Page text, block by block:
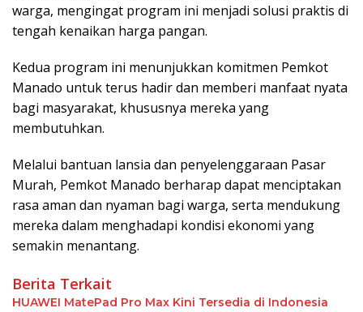
warga, mengingat program ini menjadi solusi praktis di
tengah kenaikan harga pangan.
Kedua program ini menunjukkan komitmen Pemkot
Manado untuk terus hadir dan memberi manfaat nyata
bagi masyarakat, khususnya mereka yang
membutuhkan.
Melalui bantuan lansia dan penyelenggaraan Pasar
Murah, Pemkot Manado berharap dapat menciptakan
rasa aman dan nyaman bagi warga, serta mendukung
mereka dalam menghadapi kondisi ekonomi yang
semakin menantang.
Berita Terkait
HUAWEI MatePad Pro Max Kini Tersedia di Indonesia